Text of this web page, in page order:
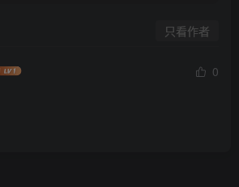
只看作者
0